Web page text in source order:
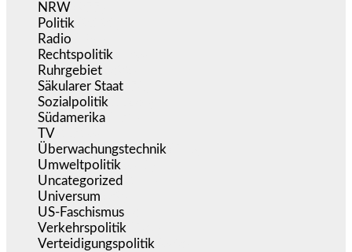
NRW
Politik
Radio
Rechtspolitik
Ruhrgebiet
Säkularer Staat
Sozialpolitik
Südamerika
TV
Überwachungstechnik
Umweltpolitik
Uncategorized
Universum
US-Faschismus
Verkehrspolitik
Verteidigungspolitik